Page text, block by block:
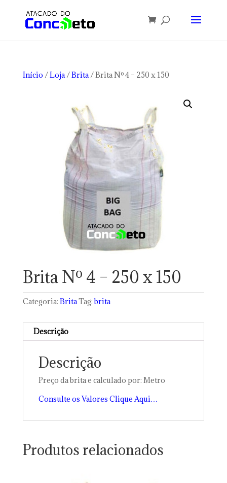
Início /Loja/Brita/ Brita Nº 4 – 250 x 150
Brita Nº 4 – 250 x 150
Categoria: BritaTag:brita
Descrição
Descrição
Preço da brita e calculado por: Metro
Consulte os Valores Clique Aqui…
Produtos relacionados